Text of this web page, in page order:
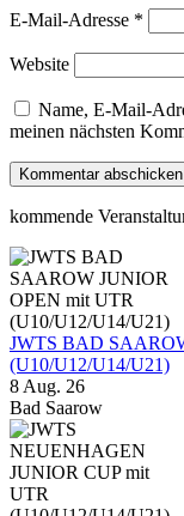
E-Mail-Adresse *
Website
Name, E-Mail-
meinen nächsten
kommende
JWTS BAD
(U10/U12/U14/U21)
8 Aug. 26
Bad Saarow